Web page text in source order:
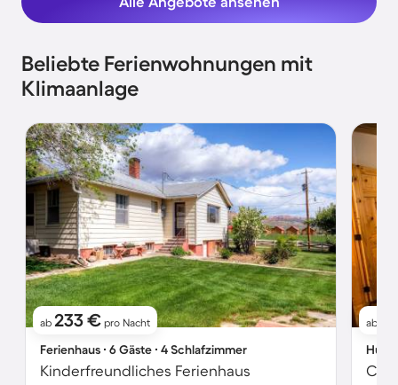
Beliebte Ferienwohnungen mit
Klimaanlage
ab 233 € pro Nacht
Ferienhaus ∙ 6 Gäste ∙ 4 Schlafzimmer
Kinderfreundliches Ferienhaus
ab
Hütte